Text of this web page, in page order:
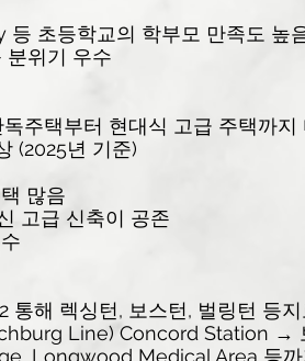
초등학교의 학부모 만족도 높
위기 우수
주택부터 현대식 고급 주택까지
(2025년 기준)
많음
고급 신축이 공존
통해 렉싱턴, 보스턴, 벌링턴 등
Line) Concord Station →
Longwood Medical Area 등